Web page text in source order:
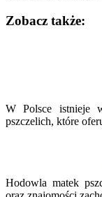
Zobacz także:
W Polsce istnieje
pszczelich, które
Hodowla matek